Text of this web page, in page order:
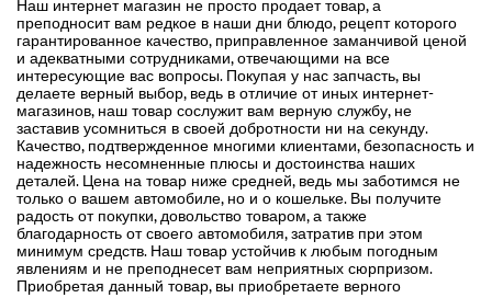
Наш интернет магазин не просто продает товар, а
преподносит вам редкое в наши дни блюдо, рецепт которого
гарантированное качество, приправленное заманчивой ценой
и адекватными сотрудниками, отвечающими на все
интересующие вас вопросы. Покупая у нас запчасть, вы
делаете верный выбор, ведь в отличие от иных интернет-
магазинов, наш товар сослужит вам верную службу, не
заставив усомниться в своей добротности ни на секунду.
Качество, подтвержденное многими клиентами, безопасность и
надежность несомненные плюсы и достоинства наших
деталей. Цена на товар ниже средней, ведь мы заботимся не
только о вашем автомобиле, но и о кошельке. Вы получите
радость от покупки, довольство товаром, а также
благодарность от своего автомобиля, затратив при этом
минимум средств. Наш товар устойчив к любым погодным
явлениям и не преподнесет вам неприятных сюрпризом.
Приобретая данный товар, вы приобретаете верного